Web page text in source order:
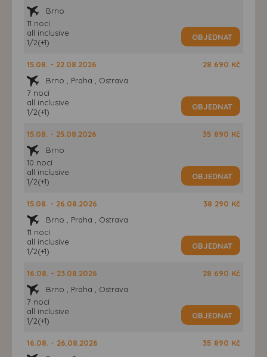
Brno
11 nocí
all inclusive
1/2(+1)
OBJEDNAT
15.08. - 22.08.2026
Brno , Praha , Ostrava
7 nocí
all inclusive
1/2(+1)
28 690 Kč
OBJEDNAT
15.08. - 25.08.2026
Brno
10 nocí
all inclusive
1/2(+1)
35 890 Kč
OBJEDNAT
15.08. - 26.08.2026
Brno , Praha , Ostrava
11 nocí
all inclusive
1/2(+1)
38 290 Kč
OBJEDNAT
16.08. - 23.08.2026
Brno , Praha , Ostrava
7 nocí
all inclusive
1/2(+1)
28 690 Kč
OBJEDNAT
16.08. - 26.08.2026
35 890 Kč